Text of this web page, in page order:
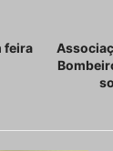
feira